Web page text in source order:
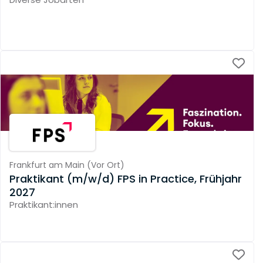
Frankfurt am Main (Vor Ort)
Praktikant (m/w/d) FPS in Practice, Frühjahr
2027
Praktikant:innen